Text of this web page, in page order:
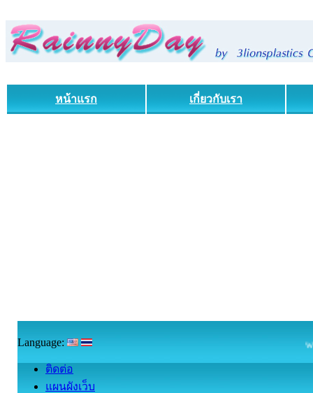
หน้าแรก เกี่ยวกับเรา
Language:
ติดต่อ
แผนผังเว็บ